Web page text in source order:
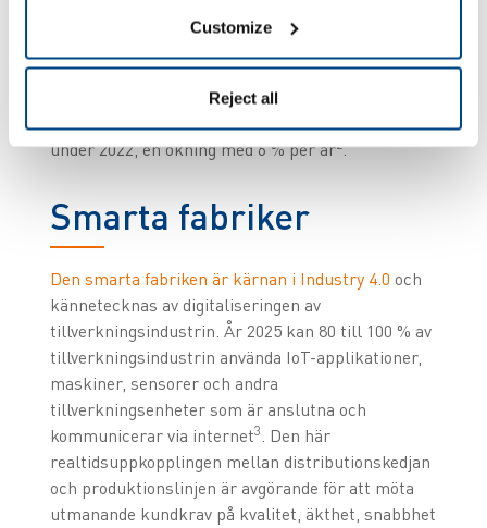
Customize
Reject all
fokusera på mervärdesuppgifter, snarare än att
aktiviteter. Framtidsfokuserade lager utnyttjar
rörelseförmågan hos AMR:er, och medlemsländer
i EU installerade nästa 72 000 industrirobotar
under 2022, en ökning med 6 % per år2.
Smarta fabriker
Den smarta fabriken är kärnan i Industry 4.0 och
kännetecknas av digitaliseringen av
tillverkningsindustrin. År 2025 kan 80 till 100 % av
tillverkningsindustrin använda IoT-applikationer,
maskiner, sensorer och andra
tillverkningsenheter som är anslutna och
kommunicerar via internet3. Den här
realtidsuppkopplingen mellan distributionskedjan
och produktionslinjen är avgörande för att möta
utmanande kundkrav på kvalitet, äkthet, snabbhet